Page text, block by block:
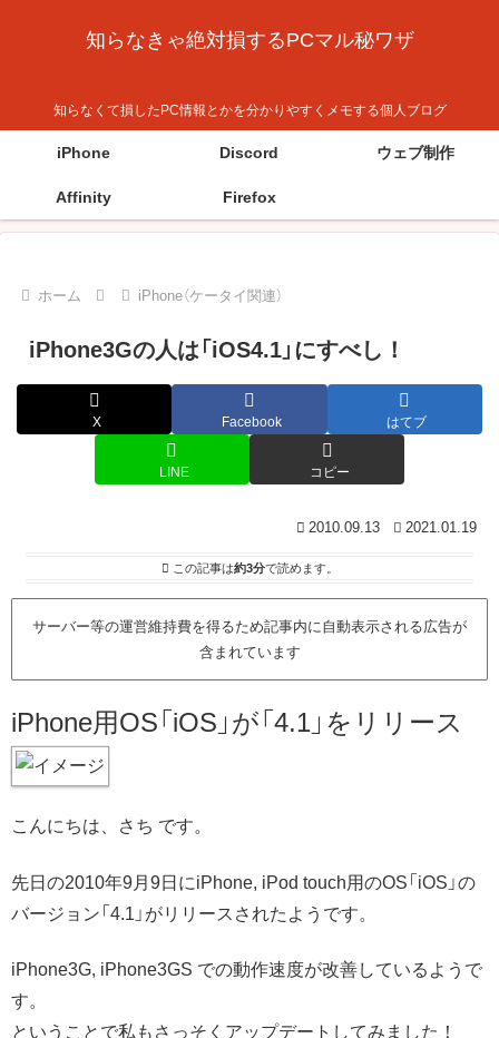
知らなきゃ絶対損するPCマル秘ワザ
知らなくて損したPC情報とかを分かりやすくメモする個人ブログ
iPhone Discord ウェブ制作
Affinity Firefox
ホーム iPhone（ケータイ関連）
iPhone3Gの人は「iOS4.1」にすべし！
X Facebook はてブ
LINE コピー
2010.09.13 2021.01.19
この記事は約3分で読めます。
サーバー等の運営維持費を得るため記事内に自動表示される広告が
含まれています
iPhone用OS「iOS」が「4.1」をリリース
こんにちは、さち です。
先日の2010年9月9日にiPhone, iPod touch用のOS「iOS」の
バージョン「4.1」がリリースされたようです。
iPhone3G, iPhone3GS での動作速度が改善しているようで
す。
ということで私もさっそくアップデートしてみました！